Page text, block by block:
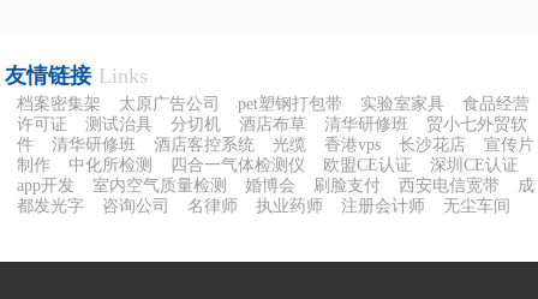
友情链接 Links
档案密集架 太原广告公司 pet塑钢打包带 实验室家具
食品经营
许可证
测试治具 分切机 酒店布草 清华研修班
贸小七外贸软
件
清华研修班 酒店客控系统 光缆 香港vps 长沙花店
宣传片
制作
中化所检测 四合一气体检测仪 欧盟CE认证
深圳CE认证
app开发
室内空气质量检测 婚博会 刷脸支付 西安电信宽带
成
都发光字
咨询公司 名律师 执业药师 注册会计师 无尘车间